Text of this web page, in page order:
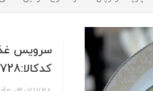
کدکالا:03071728)